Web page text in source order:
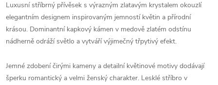
Luxusní stříbrný přívěsek s výrazným zlatavým krystalem okouzlí
elegantním designem inspirovaným jemností květin a přírodní
krásou. Dominantní kapkový kámen v medově zlatém odstínu
nádherně odráží světlo a vytváří výjimečný třpytivý efekt.
Jemné zdobení čirými kameny a detailní květinové motivy dodávají
šperku romantický a velmi ženský charakter. Lesklé stříbro v